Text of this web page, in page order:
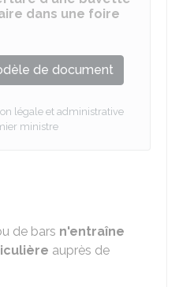
dans une foire
de document
légale et administrative
ministre
de bars n'entraîne
auprès de